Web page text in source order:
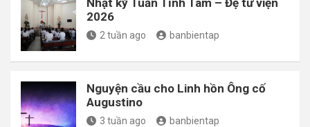
2026
2 tuần ago banbientap
Nguyện cầu cho Linh hồn Ông cố
Augustino
3 tuần ago banbientap